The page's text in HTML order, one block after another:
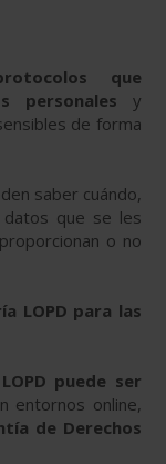
que
personales y
de forma
saber cuándo,
que se les
o no
LOPD para las
puede ser
entornos online,
de Derechos